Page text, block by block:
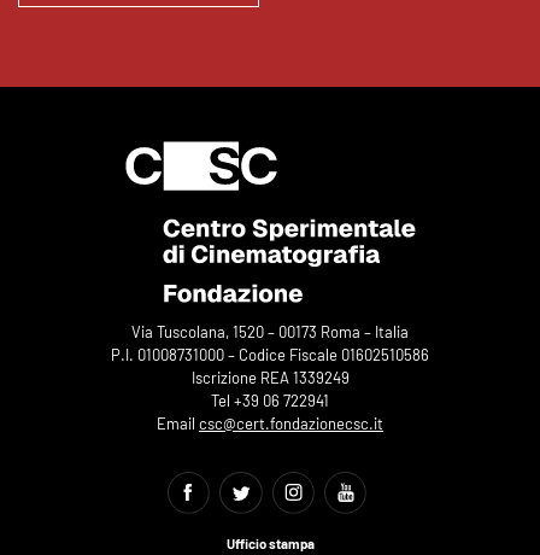
Via Tuscolana, 1520 – 00173 Roma – Italia
P.I. 01008731000 – Codice Fiscale 01602510586
Iscrizione REA 1339249
Tel +39 06 722941
Email csc@cert.fondazionecsc.it
Ufficio stampa